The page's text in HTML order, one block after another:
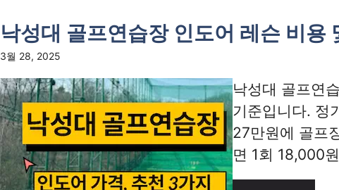
낙성대 골프연습장 인도어 레슨 비용
3월 28, 2025
낙성대 골프연
기준입니다. 정
27만원에 골프
면 1회 18,000